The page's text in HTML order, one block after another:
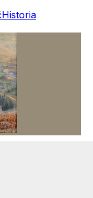
Historia